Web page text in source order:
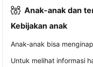
Anak-anak dan
Kebijakan anak
Anak-anak bisa
Untuk melihat informasi